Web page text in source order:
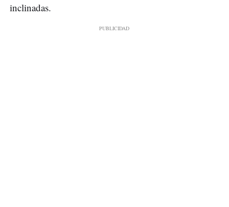
inclinadas.